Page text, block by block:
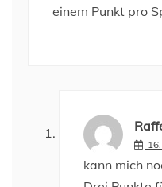
einem Punkt pro
kann mich